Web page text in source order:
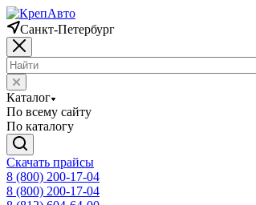
Санкт-Петербург
Каталог
По всему сайту
По каталогу
Скачать прайсы
8 (800) 200-17-04
8 (800) 200-17-04